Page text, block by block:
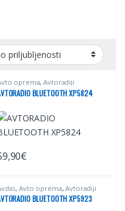
oprema,Avtoradiji
BLUETOOTH XP5824
€
,Avto oprema,Avtoradiji
BLUETOOTH XP5923